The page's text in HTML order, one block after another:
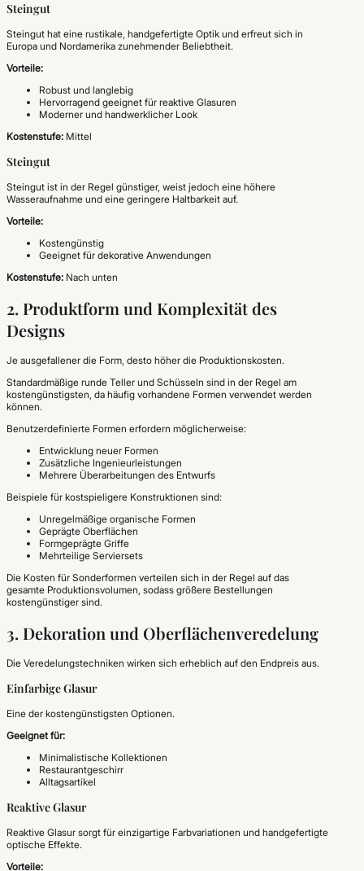
Steingut
Steingut hat eine rustikale, handgefertigte Optik und erfreut sich in
Europa und Nordamerika zunehmender Beliebtheit.
Vorteile:
Robust und langlebig
Hervorragend geeignet für reaktive Glasuren
Moderner und handwerklicher Look
Kostenstufe: Mittel
Steingut
Steingut ist in der Regel günstiger, weist jedoch eine höhere
Wasseraufnahme und eine geringere Haltbarkeit auf.
Vorteile:
Kostengünstig
Geeignet für dekorative Anwendungen
Kostenstufe: Nach unten
2. Produktform und Komplexität des
Designs
Je ausgefallener die Form, desto höher die Produktionskosten.
Standardmäßige runde Teller und Schüsseln sind in der Regel am
kostengünstigsten, da häufig vorhandene Formen verwendet werden
können.
Benutzerdefinierte Formen erfordern möglicherweise:
Entwicklung neuer Formen
Zusätzliche Ingenieurleistungen
Mehrere Überarbeitungen des Entwurfs
Beispiele für kostspieligere Konstruktionen sind:
Unregelmäßige organische Formen
Geprägte Oberflächen
Formgeprägte Griffe
Mehrteilige Serviersets
Die Kosten für Sonderformen verteilen sich in der Regel auf das
gesamte Produktionsvolumen, sodass größere Bestellungen
kostengünstiger sind.
3. Dekoration und Oberflächenveredelung
Die Veredelungstechniken wirken sich erheblich auf den Endpreis aus.
Einfarbige Glasur
Eine der kostengünstigsten Optionen.
Geeignet für:
Minimalistische Kollektionen
Restaurantgeschirr
Alltagsartikel
Reaktive Glasur
Reaktive Glasur sorgt für einzigartige Farbvariationen und handgefertigte
optische Effekte.
Vorteile: